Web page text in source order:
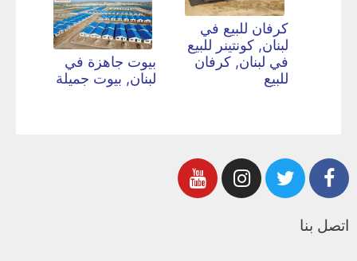
كرفان للبيع في
لبنان, كونتينر للبيع
في لبنان, كرفان
للبيع
بيوت جاهزة في
لبنان, بيوت جميلة
اتصل بنا